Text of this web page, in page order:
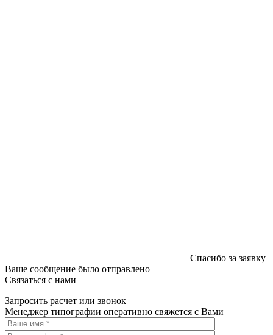
Спасибо за заявку
Ваше сообщение было отправлено
Связаться с нами
Запросить расчет или звонок
Менеджер типографии оперативно свяжется с Вами